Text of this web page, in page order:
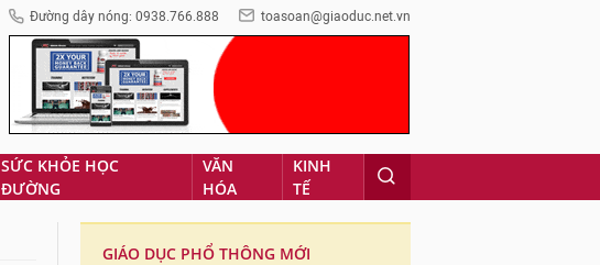
Đường dây nóng: 0938.766.888 toasoan@giaoduc.net.vn
SỨC KHỎE HỌC
ĐƯỜNG
VĂN
HÓA
KINH
TẾ
GIÁO DỤC PHỔ THÔNG MỚI